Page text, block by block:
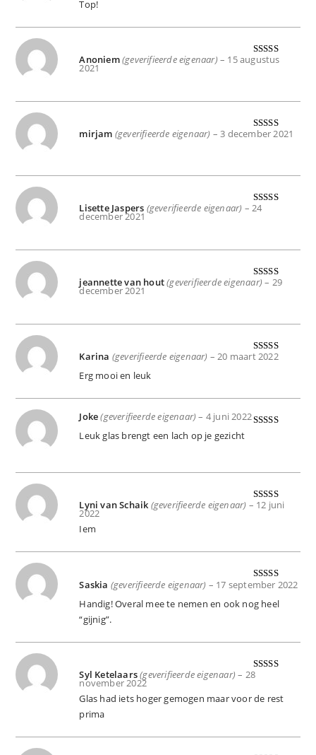
Top!
Gewaardeer
Anoniem(geverifieerde eigenaar) – 15 augustus
2021
Gewaardeer
mirjam (geverifieerde eigenaar) – 3 december 2021
Gewaardeer
Lisette Jaspers (geverifieerde eigenaar) – 24
december 2021
Gewaardeer
jeannette van hout(geverifieerde eigenaar) – 29
december 2021
Gewaardeer
Karina (geverifieerde eigenaar) – 20 maart 2022
Erg mooi en leuk
Joke(geverifieerde eigenaar) – 4 juni 2022
Leuk glas brengt een lach op je gezicht
Gewaardeer
Lyni van Schaik (geverifieerde eigenaar) – 12 juni
2022
Iem
Gewaardeer
d 5uit 5
Saskia (geverifieerde eigenaar) – 17 september 2022
Handig! Overal mee te nemen en ook nog heel
“gijnig”.
Gewaard
5
Syl Ketelaars(geverifieerde eigenaar) – 28
november 2022
Glas had iets hoger gemogen maar voor de rest
prima